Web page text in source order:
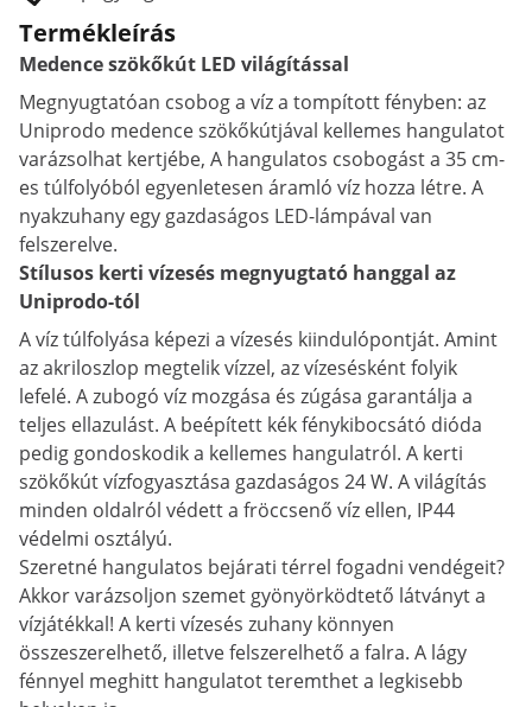
Termékleírás
Medence szökőkút LED világítással
Megnyugtatóan csobog a víz a tompított fényben: az
Uniprodo medence szökőkútjával kellemes hangulatot
varázsolhat kertjébe, A hangulatos csobogást a 35 cm-
es túlfolyóból egyenletesen áramló víz hozza létre. A
nyakzuhany egy gazdaságos LED-lámpával van
felszerelve.
Stílusos kerti vízesés megnyugtató hanggal az
Uniprodo-tól
A víz túlfolyása képezi a vízesés kiindulópontját. Amint
az akriloszlop megtelik vízzel, az vízesésként folyik
lefelé. A zubogó víz mozgása és zúgása garantálja a
teljes ellazulást. A beépített kék fénykibocsátó dióda
pedig gondoskodik a kellemes hangulatról. A kerti
szökőkút vízfogyasztása gazdaságos 24 W. A világítás
minden oldalról védett a fröccsenő víz ellen, IP44
védelmi osztályú.
Szeretné hangulatos bejárati térrel fogadni vendégeit?
Akkor varázsoljon szemet gyönyörködtető látványt a
vízjátékkal! A kerti vízesés zuhany könnyen
összeszerelhető, illetve felszerelhető a falra. A lágy
fénnyel meghitt hangulatot teremthet a legkisebb